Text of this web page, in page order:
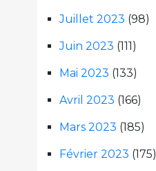
Juillet 2023 (98)
Juin 2023 (111)
Mai 2023 (133)
Avril 2023 (166)
Mars 2023 (185)
Février 2023 (175)